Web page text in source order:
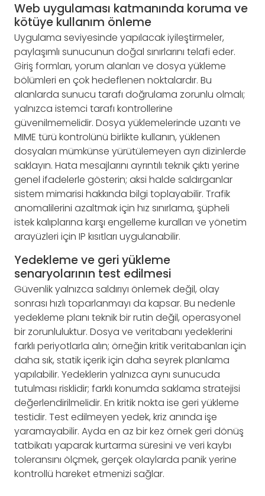
Web uygulaması katmanında koruma ve
kötüye kullanım önleme
Uygulama seviyesinde yapılacak iyileştirmeler,
paylaşımlı sunucunun doğal sınırlarını telafi eder.
Giriş formları, yorum alanları ve dosya yükleme
bölümleri en çok hedeflenen noktalardır. Bu
alanlarda sunucu tarafı doğrulama zorunlu olmalı;
yalnızca istemci tarafı kontrollerine
güvenilmemelidir. Dosya yüklemelerinde uzantı ve
MIME türü kontrolünü birlikte kullanın, yüklenen
dosyaları mümkünse yürütülemeyen ayrı dizinlerde
saklayın. Hata mesajlarını ayrıntılı teknik çıktı yerine
genel ifadelerle gösterin; aksi halde saldırganlar
sistem mimarisi hakkında bilgi toplayabilir. Trafik
anomalilerini azaltmak için hız sınırlama, şüpheli
istek kalıplarına karşı engelleme kuralları ve yönetim
arayüzleri için IP kısıtları uygulanabilir.
Yedekleme ve geri yükleme
senaryolarının test edilmesi
Güvenlik yalnızca saldırıyı önlemek değil, olay
sonrası hızlı toparlanmayı da kapsar. Bu nedenle
yedekleme planı teknik bir rutin değil, operasyonel
bir zorunluluktur. Dosya ve veritabanı yedeklerini
farklı periyotlarla alın; örneğin kritik veritabanları için
daha sık, statik içerik için daha seyrek planlama
yapılabilir. Yedeklerin yalnızca aynı sunucuda
tutulması risklidir; farklı konumda saklama stratejisi
değerlendirilmelidir. En kritik nokta ise geri yükleme
testidir. Test edilmeyen yedek, kriz anında işe
yaramayabilir. Ayda en az bir kez örnek geri dönüş
tatbikatı yaparak kurtarma süresini ve veri kaybı
toleransını ölçmek, gerçek olaylarda panik yerine
kontrollü hareket etmenizi sağlar.